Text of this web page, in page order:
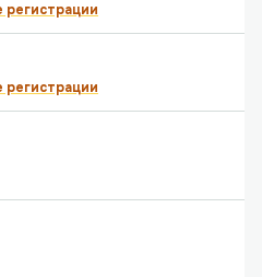
регистрации
регистрации